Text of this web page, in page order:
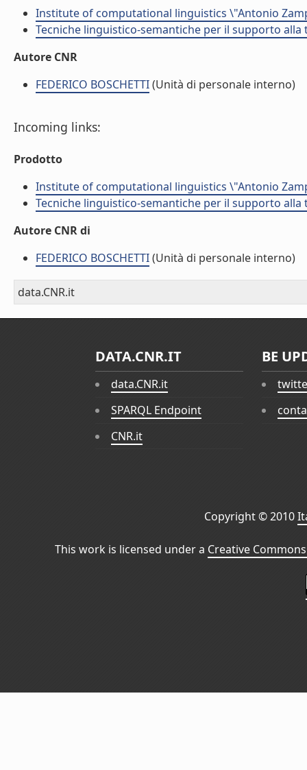
Institute of computational linguistics \"Antonio
Tecniche linguistico-semantiche per il supporto alla
Autore CNR
FEDERICO BOSCHETTI(Unità di personale interno)
Incoming links:
Prodotto
Institute of computational linguistics \"Antonio
Tecniche linguistico-semantiche per il supporto alla
Autore CNR di
FEDERICO BOSCHETTI(Unità di personale interno)
data.CNR.it
DATA.CNR.IT
data.CNR.it
SPARQL Endpoint
CNR.it
BE
Copyright © 2010
This work is licensed under a Creative